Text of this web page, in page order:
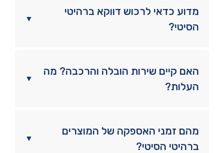
▼
מדוע כדאי לרכוש דווקא ברהיטי
הסיטי?
▼
האם קיים שירות הובלה והרכבה? מה
העלות?
▼
מהם זמני האספקה של המוצרים
ברהיטי הסיטי?